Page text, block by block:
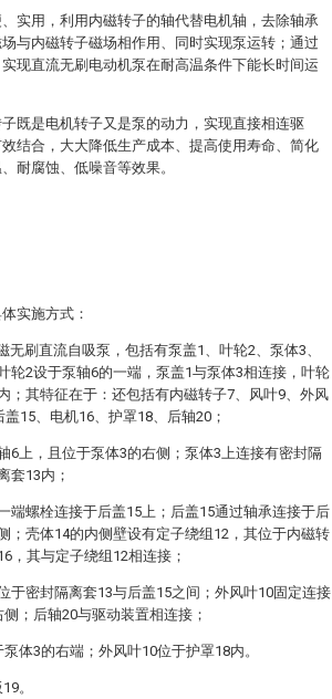
实用，利用内磁转子的轴代替电机轴，去除轴承
与内磁转子磁场相作用、同时实现泵运转；通过
现直流无刷电动机泵在耐高温条件下能长时间运
既是电机转子又是泵的动力，实现直接相连驱
结合，大大降低生产成本、提高使用寿命、简化
耐腐蚀、低噪音等效果。
实施方式：
刷直流自吸泵，包括有泵盖1、叶轮2、泵体3、
轮2设于泵轴6的一端，泵盖1与泵体3相连接，叶轮
；其特征在于：还包括有内磁转子7、风叶9、外风
15、电机16、护罩18、后轴20；
6上，且位于泵体3的右侧；泵体3上连接有密封隔
套13内；
端螺栓连接于后盖15上；后盖15通过轴承连接于后
；壳体14的内侧壁设有定子绕组12，其位于内磁转
，其与定子绕组12相连接；
于密封隔离套13与后盖15之间；外风叶10固定连接
；后轴20与驱动装置相连接；
体3的右端；外风叶10位于护罩18内。
。